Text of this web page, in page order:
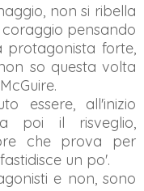
non si ribella
pensando
protagonista forte,
so questa volta
essere, all'inizio
poi il risveglio,
che prova per
un po'.
e non, sono